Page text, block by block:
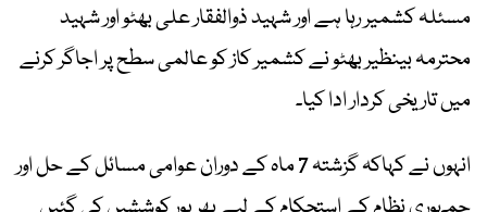
مسئلہ کشمیر رہا ہے اور شہید ذوالفقار علی بھٹو اور شہید
محترمہ بینظیر بھٹو نے کشمیر کاز کو عالمی سطح پر اجاگر کرنے
میں تاریخی کردار ادا کیا۔
انہوں نے کہاکہ گزشتہ 7 ماہ کے دوران عوامی مسائل کے حل اور